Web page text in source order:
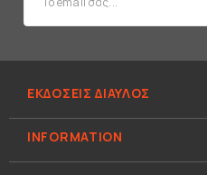
ΕΚΔΟΣΕΙΣ ΔΙΑΥΛΟΣ
INFORMATION